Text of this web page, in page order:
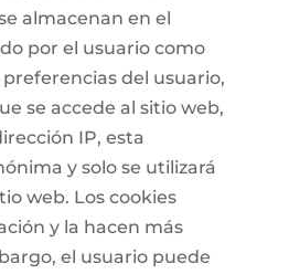
almacenan en el
por el usuario como
del usuario,
se accede al sitio web,
IP, esta
y solo se utilizará
web. Los cookies
y la hacen más
el usuario puede